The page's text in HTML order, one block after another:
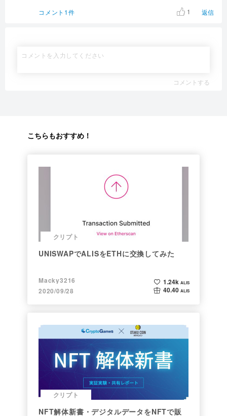
コメント1件
1 返信
コメントする
こちらもおすすめ！
クリプト
UNISWAPでALISをETHに交換してみた
Macky3216
2020/09/28
1.24k ALIS
40.40 ALIS
クリプト
NFT解体新書・デジタルデータをNFTで販